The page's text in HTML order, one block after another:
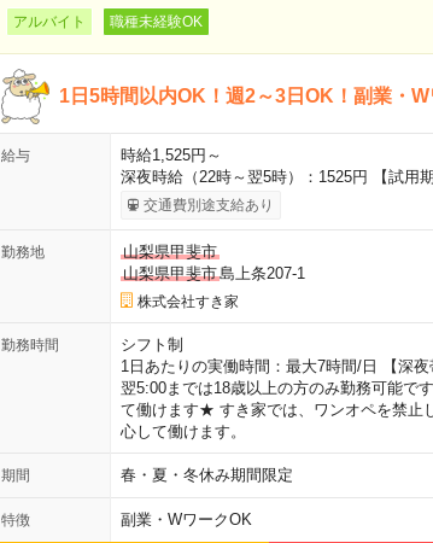
アルバイト 職種未経験OK
1日5時間以内OK！週2～3日OK！副業・
給与
時給1,525円～
深夜時給（22時～翌5時）：1525円 【試用
交通費別途支給あり
勤務地
山梨県甲斐市
山梨県甲斐市島上条207-1
株式会社すき家
勤務時間
シフト制
1日あたりの実働時間：最大7時間/日 【深
翌5:00までは18歳以上の方のみ勤務可能で
て働けます★ すき家では、ワンオペを禁止
心して働けます。
期間 春・夏・冬休み期間限定
特徴 副業・WワークOK